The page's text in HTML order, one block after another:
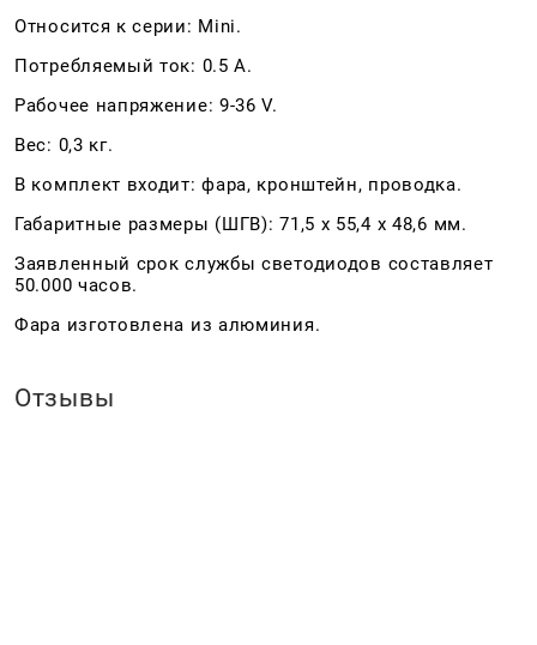
Относится к серии: Mini.
Потребляемый ток: 0.5 A.
Рабочее напряжение: 9-36 V.
Вес: 0,3 кг.
В комплект входит: фара, кронштейн, проводка.
Габаритные размеры (ШГВ): 71,5 x 55,4 x 48,6 мм.
Заявленный срок службы светодиодов составляет
50.000 часов.
Фара изготовлена из алюминия.
Отзывы